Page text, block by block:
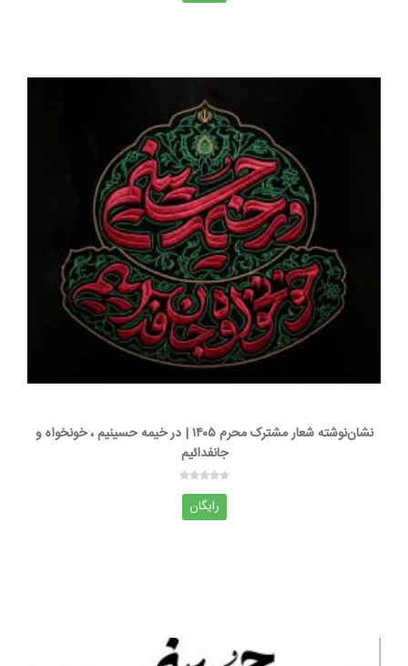
نشان‌نوشته شعار مشترک محرم ۱۴۰۵ | در خیمه حسینیم ، خونخواه و
جانفدائیم
رایگان